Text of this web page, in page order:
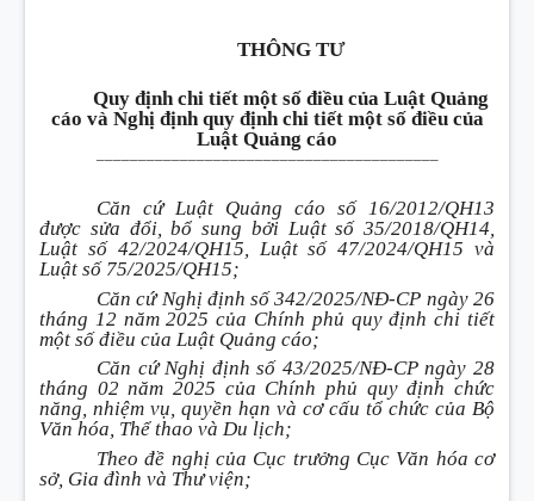
THÔNG TƯ
Quy định chi tiết một số điều của Luật Quảng
cáo và Nghị định quy định chi tiết một số điều của
Luật Quảng cáo
_________________________________________
Căn cứ Luật Quảng cáo số 16/2012/QH13
được sửa đổi, bổ sung bởi Luật số 35/2018/QH14,
Luật số 42/2024/QH15, Luật số 47/2024/QH15 và
Luật số 75/2025/QH15;
Căn cứ Nghị định số 342/2025/NĐ-CP ngày 26
tháng 12 năm 2025 của Chính phủ quy định chi tiết
một số điều của Luật Quảng cáo;
Căn cứ Nghị định số 43/2025/NĐ-CP ngày 28
tháng 02 năm 2025 của Chính phủ quy định chức
năng, nhiệm vụ, quyền hạn và cơ cấu tổ chức của Bộ
Văn hóa, Thể thao và Du lịch;
Theo đề nghị của Cục trưởng Cục Văn hóa cơ
sở, Gia đình và Thư viện;